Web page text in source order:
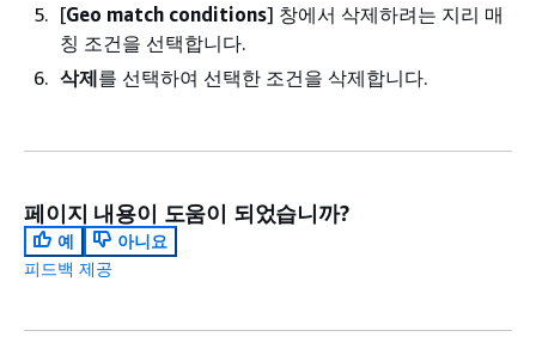
[Geo match conditions] 창에서 삭제하려는 지리 매
칭 조건을 선택합니다.
삭제를 선택하여 선택한 조건을 삭제합니다.
페이지 내용이 도움이 되었습니까?
예
아니요
피드백 제공